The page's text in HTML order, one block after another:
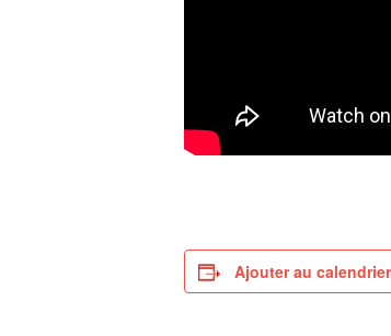
Ajouter au calendrier